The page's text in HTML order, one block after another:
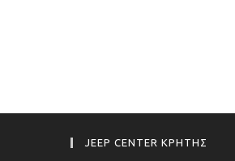
JEEP CENTER ΚΡΗΤΗΣ